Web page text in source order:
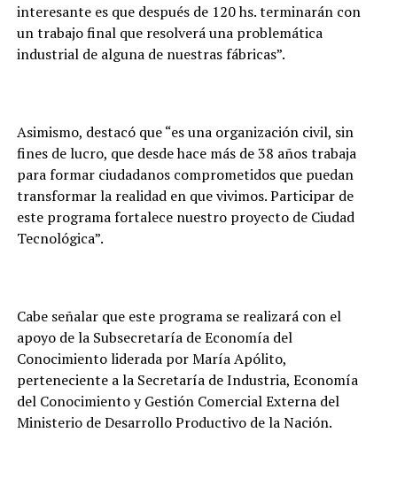
interesante es que después de 120 hs. terminarán con
un trabajo final que resolverá una problemática
industrial de alguna de nuestras fábricas”.
Asimismo, destacó que “es una organización civil, sin
fines de lucro, que desde hace más de 38 años trabaja
para formar ciudadanos comprometidos que puedan
transformar la realidad en que vivimos. Participar de
este programa fortalece nuestro proyecto de Ciudad
Tecnológica”.
Cabe señalar que este programa se realizará con el
apoyo de la Subsecretaría de Economía del
Conocimiento liderada por María Apólito,
perteneciente a la Secretaría de Industria, Economía
del Conocimiento y Gestión Comercial Externa del
Ministerio de Desarrollo Productivo de la Nación.